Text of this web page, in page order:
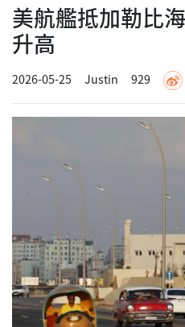
美航艦抵加勒比
升高
2026-05-25 Justin 929